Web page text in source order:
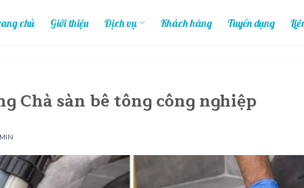
chủ Giới thiệu Dịch vụ Khách hàng Tuyển dụng
Chà sàn bê tông công nghiệp